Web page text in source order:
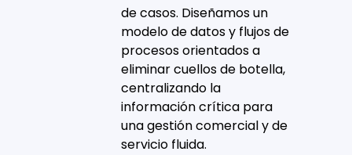
de casos. Diseñamos un
modelo de datos y flujos de
procesos orientados a
eliminar cuellos de botella,
centralizando la
información crítica para
una gestión comercial y de
servicio fluida.